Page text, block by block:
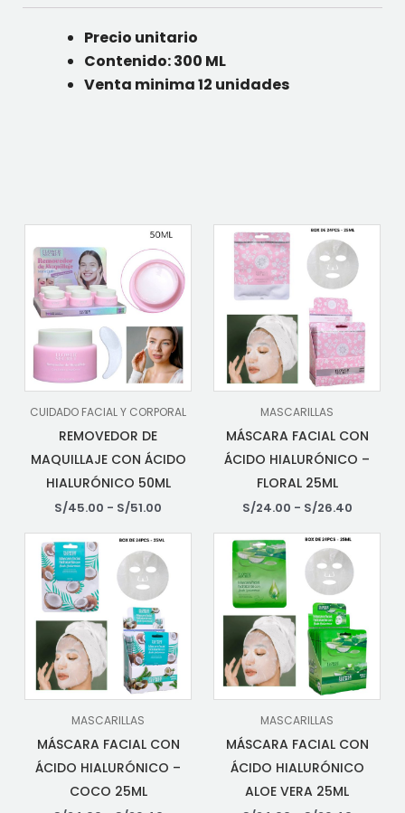
Precio unitario
Contenido: 300 ML
Venta minima 12 unidades
CUIDADO FACIAL Y CORPORAL
REMOVEDOR DE
MAQUILLAJE CON ÁCIDO
HIALURÓNICO 50ML
S/45.00 - S/51.00
MASCARILLAS
MÁSCARA FACIAL CON
ÁCIDO HIALURÓNICO –
FLORAL 25ML
S/24.00 - S/26.40
MASCARILLAS
MÁSCARA FACIAL CON
ÁCIDO HIALURÓNICO –
COCO 25ML
MASCARILLAS
MÁSCARA FACIAL CON
ÁCIDO HIALURÓNICO
ALOE VERA 25ML